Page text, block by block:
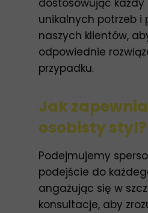
dostosowując każdy
unikalnych potrzeb i
naszych klientów,
odpowiednie
przypadku.
Jak
osobisty styl?
Podejmujemy
podejście do
angażując się w
konsultacje, aby